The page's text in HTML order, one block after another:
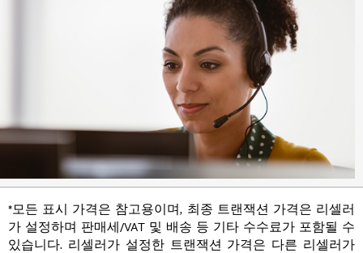
*모든 표시 가격은 참고용이며, 최종 트랜잭션 가격은 리셀러
가 설정하며 판매세/VAT 및 배송 등 기타 수수료가 포함될 수
있습니다. 리셀러가 설정한 트랜잭션 가격은 다른 리셀러가